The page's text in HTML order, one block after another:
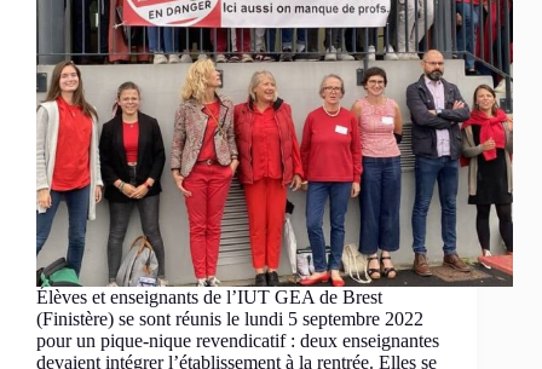
Élèves et enseignants de l’IUT GEA de Brest
(Finistère) se sont réunis le lundi 5 septembre 2022
pour un pique-nique revendicatif : deux enseignantes
devaient intégrer l’établissement à la rentrée. Elles se